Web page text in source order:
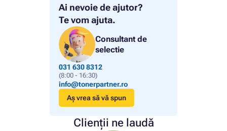
Ai nevoie de ajutor?
Te vom ajuta.
Consultant de
selectie
031 630 8312
(8:00 - 16:30)
info@tonerpartner.ro
Aș vrea să vă spun
Clienții ne laudă